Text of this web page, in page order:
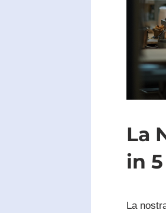
La
in
La